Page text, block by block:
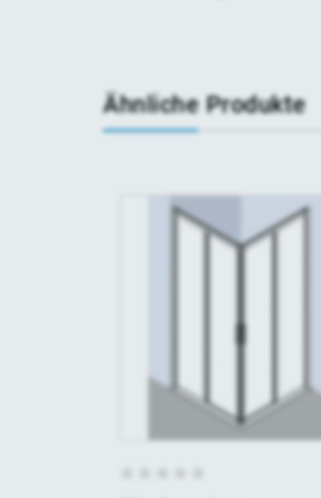
Ähnliche Produkte